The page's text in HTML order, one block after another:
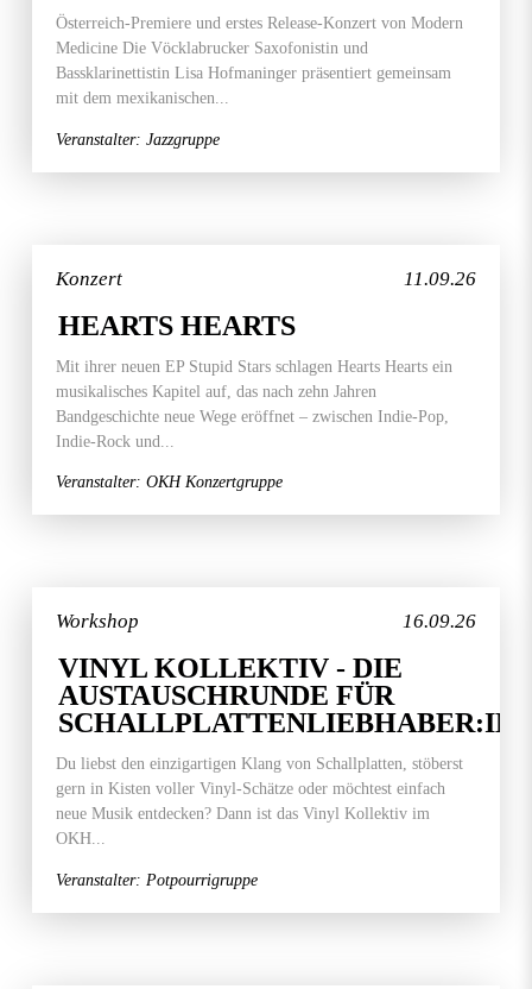
Österreich-Premiere und erstes Release-Konzert von Modern
Medicine Die Vöcklabrucker Saxofonistin und
Bassklarinettistin Lisa Hofmaninger präsentiert gemeinsam
mit dem mexikanischen...
Veranstalter: Jazzgruppe
11.09.26
Konzert
HEARTS HEARTS
Mit ihrer neuen EP Stupid Stars schlagen Hearts Hearts ein
musikalisches Kapitel auf, das nach zehn Jahren
Bandgeschichte neue Wege eröffnet – zwischen Indie-Pop,
Indie-Rock und...
Veranstalter: OKH Konzertgruppe
16.09.26
Workshop
VINYL KOLLEKTIV - DIE
AUSTAUSCHRUNDE FÜR
Du liebst den einzigartigen Klang von Schallplatten, stöberst
gern in Kisten voller Vinyl-Schätze oder möchtest einfach
neue Musik entdecken? Dann ist das Vinyl Kollektiv im
OKH...
Veranstalter: Potpourrigruppe